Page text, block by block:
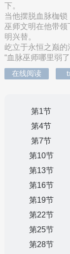
下。
当他摆脱血脉枷锁
巫师文明在他带
明兴替。
屹立于永恒之巅的
“血脉巫师哪里弱
在线阅读
第1节
第4节
第7节
第10节
第13节
第16节
第19节
第22节
第25节
第28节